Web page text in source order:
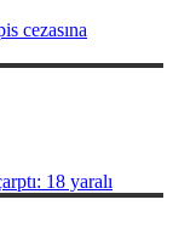
cezasına
18 yaralı